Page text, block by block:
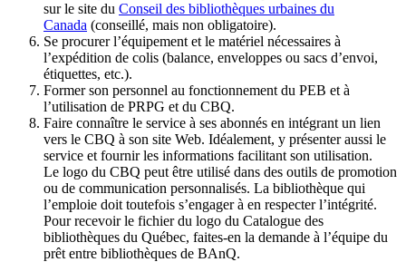
sur le site du Conseil des bibliothèques urbaines du
Canada (conseillé, mais non obligatoire).
Se procurer l’équipement et le matériel nécessaires à
l’expédition de colis (balance, enveloppes ou sacs d’envoi,
étiquettes, etc.).
Former son personnel au fonctionnement du PEB et à
l’utilisation de PRPG et du CBQ.
Faire connaître le service à ses abonnés en intégrant un lien
vers le CBQ à son site Web. Idéalement, y présenter aussi le
service et fournir les informations facilitant son utilisation.
Le logo du CBQ peut être utilisé dans des outils de promotion
ou de communication personnalisés. La bibliothèque qui
l’emploie doit toutefois s’engager à en respecter l’intégrité.
Pour recevoir le fichier du logo du Catalogue des
bibliothèques du Québec, faites-en la demande à l’équipe du
prêt entre bibliothèques de BAnQ.